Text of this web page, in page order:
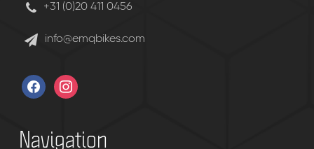
+31 (0)20 411 0456
info@emqbikes.com
facebookinstagram
Navigation